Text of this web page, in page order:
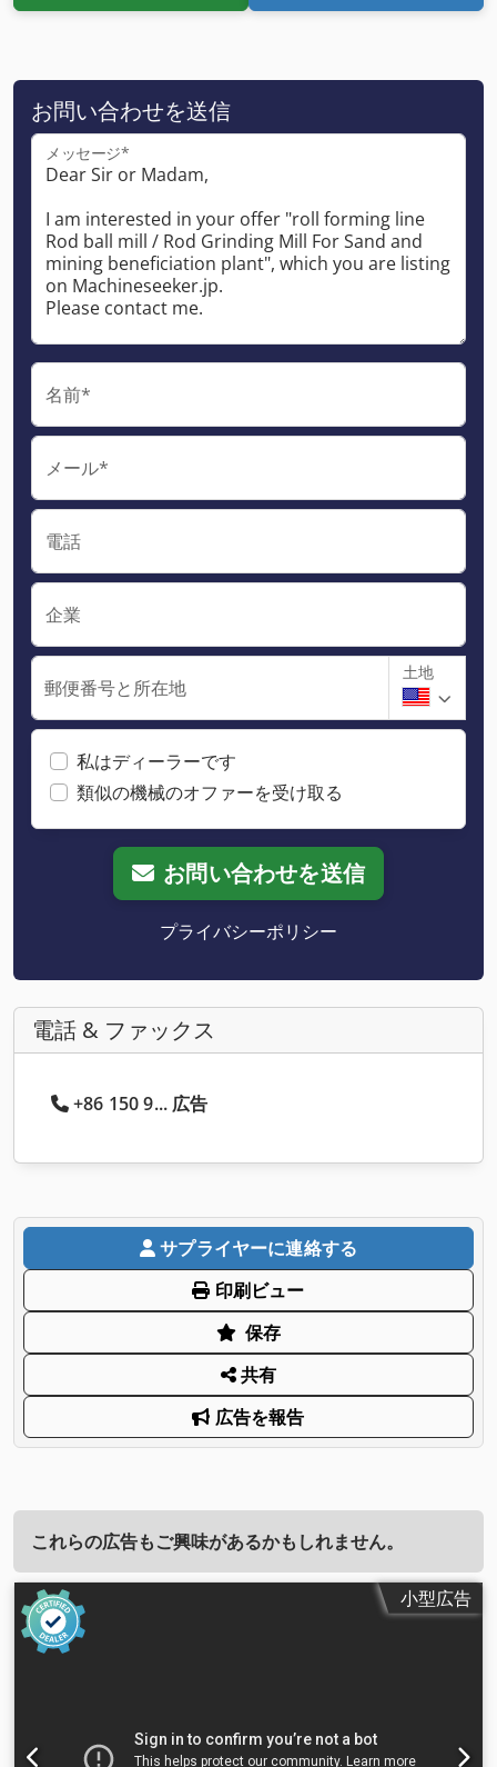
お問い合わせを送信
メッセージ*
名前*
メール*
電話
企業
郵便番号と所在地
土地
私はディーラーです
類似の機械のオファーを受け取る
お問い合わせを送信
プライバシーポリシー
電話 & ファックス
+86 150 9... 広告
サプライヤーに連絡する
印刷ビュー
保存
共有
広告を報告
これらの広告もご興味があるかもしれません。
小型広告